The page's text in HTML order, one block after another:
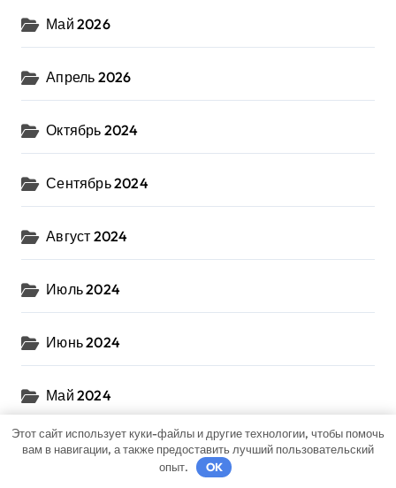
Май 2026
Апрель 2026
Октябрь 2024
Сентябрь 2024
Август 2024
Июль 2024
Июнь 2024
Май 2024
Апрель 2024
Этот сайт использует куки-файлы и другие технологии, чтобы помочь
вам в навигации, а также предоставить лучший пользовательский
опыт.
OK